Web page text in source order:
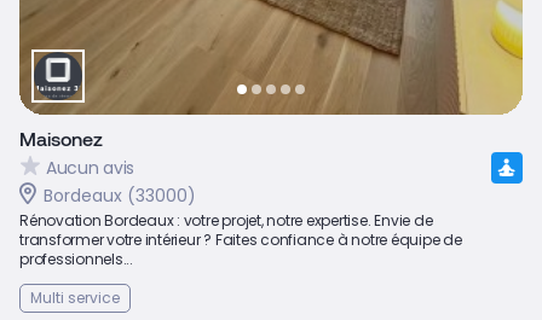
Maisonez
Aucun avis
Bordeaux (33000)
Rénovation Bordeaux : votre projet, notre expertise. Envie de
transformer votre intérieur ? Faites confiance à notre équipe de
professionnels...
Multi service